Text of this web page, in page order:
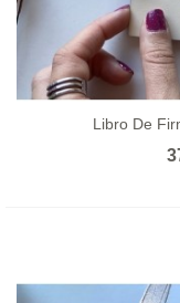
Libro De